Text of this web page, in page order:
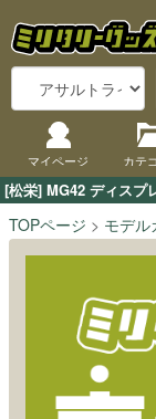
[松栄] MG42 ディスプ
マイページ カテ
TOPページ モデル